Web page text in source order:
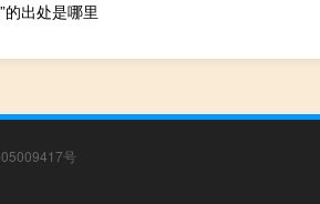
的出处是哪里
号